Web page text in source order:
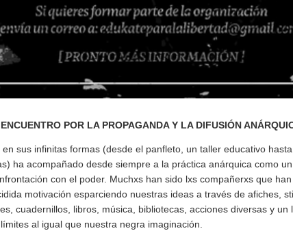
ENCUENTRO POR LA PROPAGANDA Y LA DIFUSIÓN
sus infinitas formas (desde el panfleto, un taller educativo
ha acompañado desde siempre a la práctica anárquica como
con el poder. Muchxs han sido lxs compañerxs que
motivación esparciendo nuestras ideas a través de afiches,
cuadernillos, libros, música, bibliotecas, acciones diversas y un
al igual que nuestra negra imaginación.